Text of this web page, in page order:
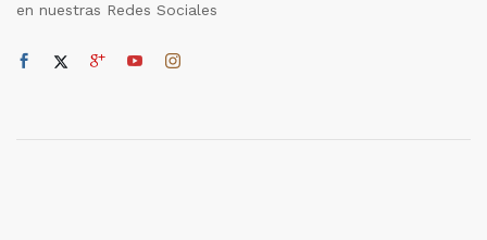
en nuestras Redes Sociales